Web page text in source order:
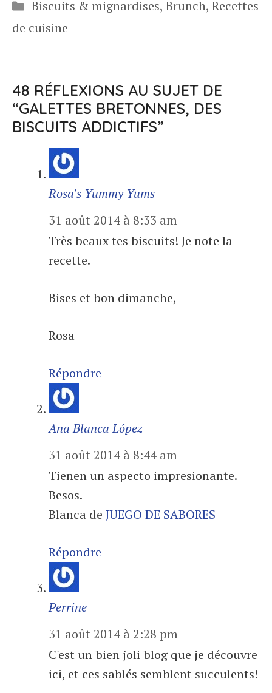
Catégories
Biscuits & mignardises, Brunch, Recettes
de cuisine
48 RÉFLEXIONS AU SUJET DE
“GALETTES BRETONNES, DES
BISCUITS ADDICTIFS”
Rosa's Yummy Yums
31 août 2014 à 8:33 am
Très beaux tes biscuits! Je note la
recette.
Bises et bon dimanche,
Rosa
Répondre
Ana Blanca López
31 août 2014 à 8:44 am
Tienen un aspecto impresionante.
Besos.
Blanca de JUEGO DE SABORES
Répondre
Perrine
31 août 2014 à 2:28 pm
C'est un bien joli blog que je découvre
ici, et ces sablés semblent succulents!